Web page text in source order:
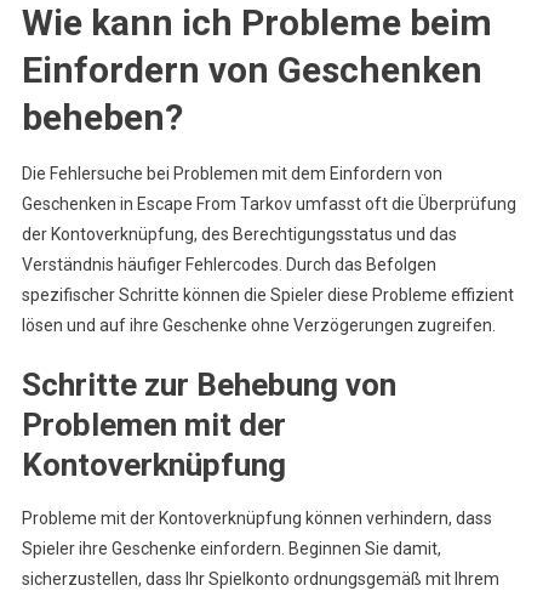
Wie kann ich Probleme beim
Einfordern von Geschenken
beheben?
Die Fehlersuche bei Problemen mit dem Einfordern von
Geschenken in Escape From Tarkov umfasst oft die Überprüfung
der Kontoverknüpfung, des Berechtigungsstatus und das
Verständnis häufiger Fehlercodes. Durch das Befolgen
spezifischer Schritte können die Spieler diese Probleme effizient
lösen und auf ihre Geschenke ohne Verzögerungen zugreifen.
Schritte zur Behebung von
Problemen mit der
Kontoverknüpfung
Probleme mit der Kontoverknüpfung können verhindern, dass
Spieler ihre Geschenke einfordern. Beginnen Sie damit,
sicherzustellen, dass Ihr Spielkonto ordnungsgemäß mit Ihrem